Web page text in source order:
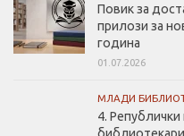
Повик за
прилози за
година
01.07.2026
МЛАДИ
4.